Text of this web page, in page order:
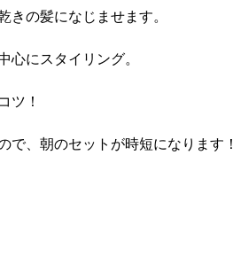
の髪になじませます。
にスタイリング。
ツ！
、朝のセットが時短になります！